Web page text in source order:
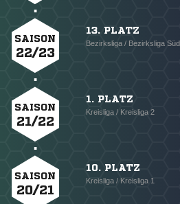
SAISON
22/23
13. PLATZ
Bezirksliga / Bezirksliga Süd
SAISON
21/22
1. PLATZ
Kreisliga / Kreisliga 2
SAISON
20/21
10. PLATZ
Kreisliga / Kreisliga 1